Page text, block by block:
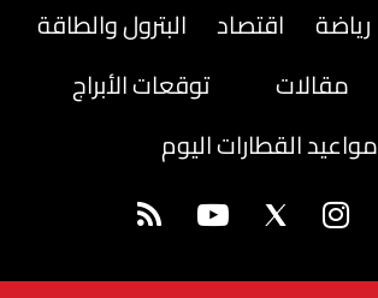
رياضة اقتصاد
البترول والطاقة
مقالات
توقعات الأبراج
مواعيد القطارات اليوم